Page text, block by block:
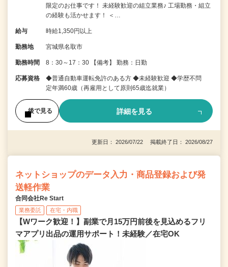
限定のお仕事です！ 未経験歓迎の組立業務♪ 工場勤務・組立
の経験も活かせます！ ＜…
給与 時給1,350円以上
勤務地 宮城県名取市
勤務時間 8：30～17：30 【備考】 勤務：日勤
応募資格
◆普通自動車運転免許のある方 ◆未経験歓迎 ◆学歴不問
定年満60歳（再雇用として原則65歳迄就業）
後で見る 詳細を見る
更新日： 2026/07/22 掲載終了日： 2026/08/27
ネットショップのデータ入力・商品登録および発
送軽作業
合同会社Re Start
業務委託 在宅・内職
【Wワーク歓迎！】副業で月15万円前後を見込めるフリ
マアプリ出品の運用サポート！未経験／在宅OK